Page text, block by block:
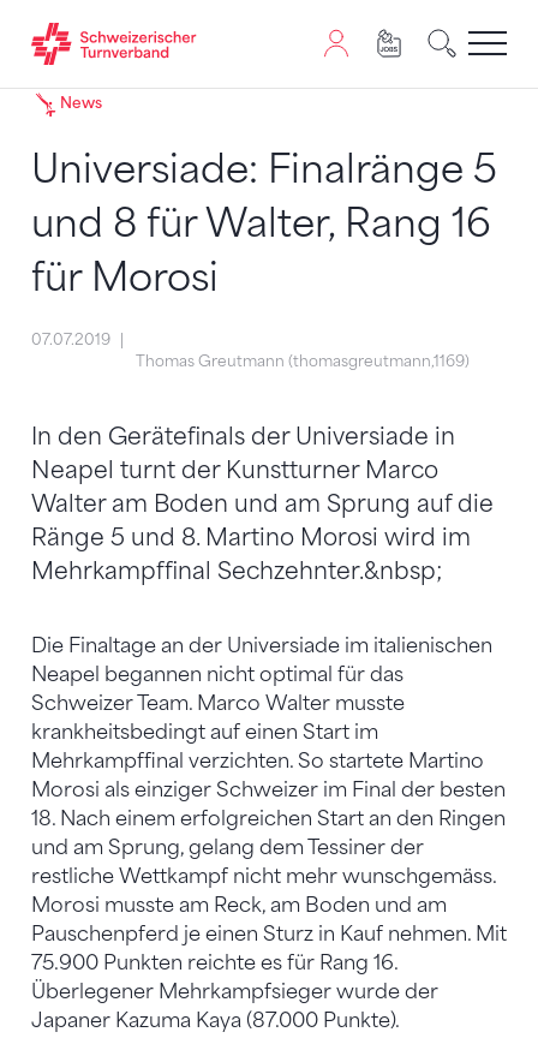
Zum Inhalt springen
Zur Sitemap navigieren
Zum Navigieren dieser Seite wird JavaScript benötigt.
News
Universiade: Finalränge 5
und 8 für Walter, Rang 16
für Morosi
07.07.2019
Thomas Greutmann (thomasgreutmann,1169)
In den Gerätefinals der Universiade in
Neapel turnt der Kunstturner Marco
Walter am Boden und am Sprung auf die
Ränge 5 und 8. Martino Morosi wird im
Mehrkampffinal Sechzehnter.&nbsp;
Die Finaltage an der Universiade im italienischen
Neapel begannen nicht optimal für das
Schweizer Team. Marco Walter musste
krankheitsbedingt auf einen Start im
Mehrkampffinal verzichten. So startete Martino
Morosi als einziger Schweizer im Final der besten
18. Nach einem erfolgreichen Start an den Ringen
und am Sprung, gelang dem Tessiner der
restliche Wettkampf nicht mehr wunschgemäss.
Morosi musste am Reck, am Boden und am
Pauschenpferd je einen Sturz in Kauf nehmen. Mit
75.900 Punkten reichte es für Rang 16.
Überlegener Mehrkampfsieger wurde der
Japaner Kazuma Kaya (87.000 Punkte).